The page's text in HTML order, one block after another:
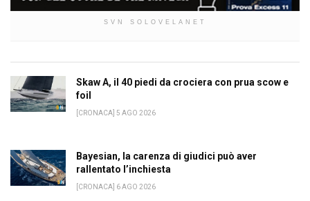
SVN SOLOVELANET
Skaw A, il 40 piedi da crociera con prua scow e
foil
[CRONACA] 5 AGO 2026
Bayesian, la carenza di giudici può aver
rallentato l’inchiesta
[CRONACA] 6 AGO 2026